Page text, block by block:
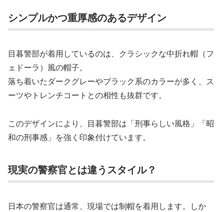
シンプルかつ重厚感のあるデザイン
目暮警部が着用しているのは、クラシックな中折れ帽（フ
ェドーラ）風の帽子。
落ち着いたダークグレーやブラック系のカラーが多く、ス
ーツやトレンチコートとの相性も抜群です。
このデザインにより、目暮警部は「刑事らしい風格」「昭
和の刑事感」を強く印象付けています。
現実の警察官とは違うスタイル？
日本の警察官は通常、現場では制帽を着用します。しか